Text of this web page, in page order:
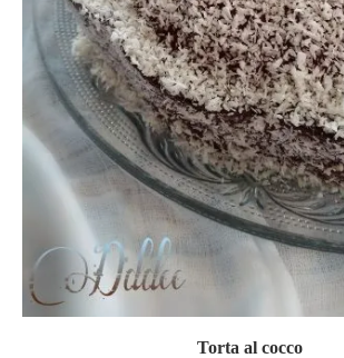
Torta al cocco